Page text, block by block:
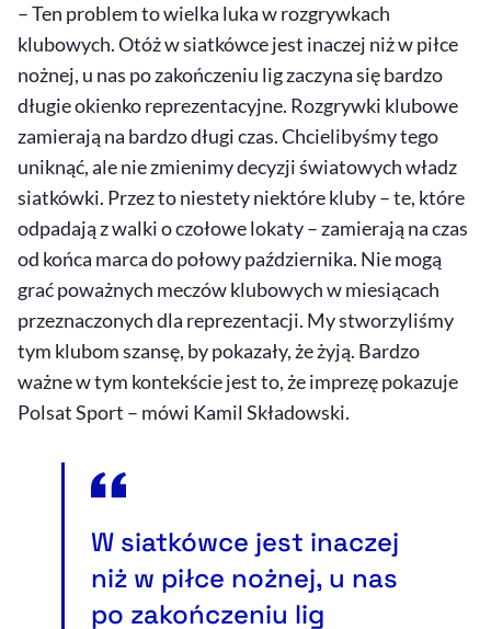
– Ten problem to wielka luka w rozgrywkach
klubowych. Otóż w siatkówce jest inaczej niż w piłce
nożnej, u nas po zakończeniu lig zaczyna się bardzo
długie okienko reprezentacyjne. Rozgrywki klubowe
zamierają na bardzo długi czas. Chcielibyśmy tego
uniknąć, ale nie zmienimy decyzji światowych władz
siatkówki. Przez to niestety niektóre kluby – te, które
odpadają z walki o czołowe lokaty – zamierają na czas
od końca marca do połowy października. Nie mogą
grać poważnych meczów klubowych w miesiącach
przeznaczonych dla reprezentacji. My stworzyliśmy
tym klubom szansę, by pokazały, że żyją. Bardzo
ważne w tym kontekście jest to, że imprezę pokazuje
Polsat Sport – mówi Kamil Składowski.
W siatkówce jest inaczej
niż w piłce nożnej, u nas
po zakończeniu lig